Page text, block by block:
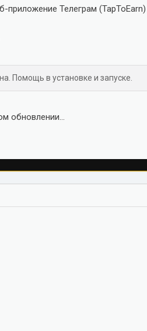
приложение Телеграм (TapToEarn)
Помощь в установке и запуске.
обновлении...